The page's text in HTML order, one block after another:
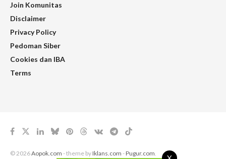
Join Komunitas
Disclaimer
Privacy Policy
Pedoman Siber
Cookies dan IBA
Terms
© 2026Aopok.com - theme by Iklans.com - Pugur.com.